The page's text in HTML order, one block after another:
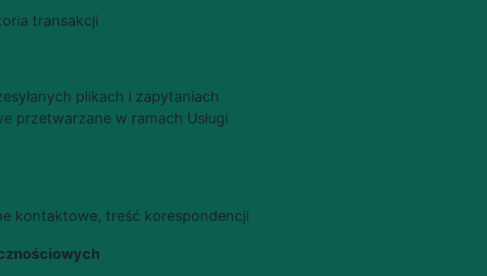
transakcji
plikach i zapytaniach
przetwarzane w ramach Usługi
kontaktowe, treść korespondencji